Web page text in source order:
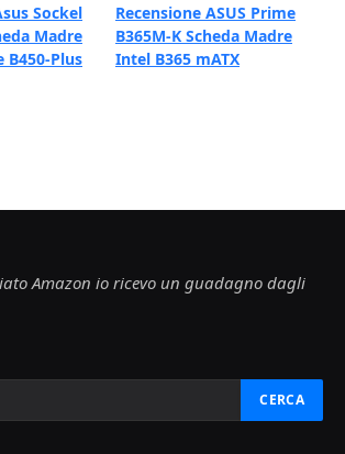
Sockel
Madre
B450-Plus
Recensione ASUS Prime
B365M-K Scheda Madre
Intel B365 mATX
Amazon io ricevo un guadagno dagli